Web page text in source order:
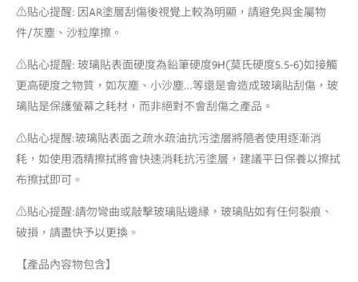
⚠️貼心提醒: 因AR塗層刮傷後視覺上較為明顯，請避免與金屬物
件/灰塵、沙粒摩擦。
⚠️貼心提醒: 玻璃貼表面硬度為鉛筆硬度9H(莫氏硬度5.5-6)如接觸
更高硬度之物質，如灰塵、小沙塵…等還是會造成玻璃貼刮傷，玻
璃貼是保護螢幕之耗材，而非絕對不會刮傷之產品。
⚠️貼心提醒:玻璃貼表面之疏水疏油抗污塗層將隨者使用逐漸消
耗，如使用酒精擦拭將會快速消耗抗污塗層，建議平日保養以擦拭
布擦拭即可。
⚠️貼心提醒:請勿彎曲或敲擊玻璃貼邊緣，玻璃貼如有任何裂痕、
破損，請盡快予以更換。
【產品內容物包含】